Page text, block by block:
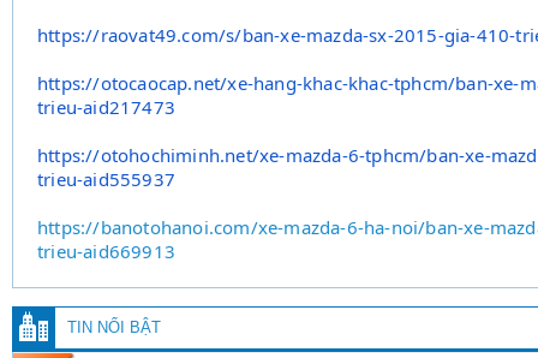
https://raovat49.com/s/ban-xe-mazda-sx-2015-gia-410-
https://otocaocap.net/xe-hang-khac-khac-tphcm/ban-xe-
trieu-aid217473
https://otohochiminh.net/xe-mazda-6-tphcm/ban-xe-
trieu-aid555937
https://banotohanoi.com/xe-mazda-6-ha-noi/ban-xe-
trieu-aid669913
TIN NỔI BẬT